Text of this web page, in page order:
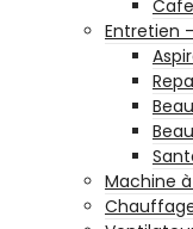
Entretien
Machine